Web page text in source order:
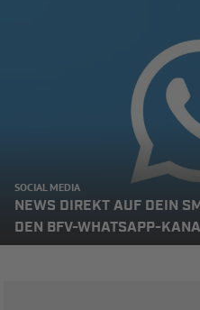
SOCIAL MEDIA
NEWS DIREKT AUF DEIN
DEN BFV-WHATSAPP-